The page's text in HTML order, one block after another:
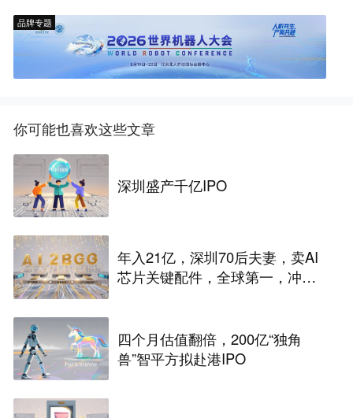
品牌专题
你可能也喜欢这些文章
深圳盛产千亿IPO
年入21亿，深圳70后夫妻，卖AI
芯片关键配件，全球第一，冲刺
四个月估值翻倍，200亿“独角
兽”智平方拟赴港IPO